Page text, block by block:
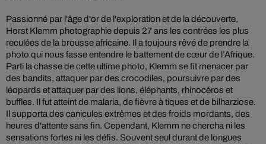
Passionné par l'âge d'or de l'exploration et de la découverte,
Horst Klemm photographie depuis 27 ans les contrées les plus
reculées de la brousse africaine. Il a toujours rêvé de prendre la
photo qui nous fasse entendre le battement de cœur de l’Afrique.
Parti la chasse de cette ultime photo, Klemm se fit menacer par
des bandits, attaquer par des crocodiles, poursuivre par des
léopards et attaquer par des lions, éléphants, rhinocéros et
buffles. Il fut atteint de malaria, de fièvre à tiques et de bilharziose.
Il supporta des canicules extrêmes et des froids mordants, des
heures d'attente sans fin. Cependant, Klemm ne chercha ni les
sensations fortes ni les défis. Souvent seul durant de longues